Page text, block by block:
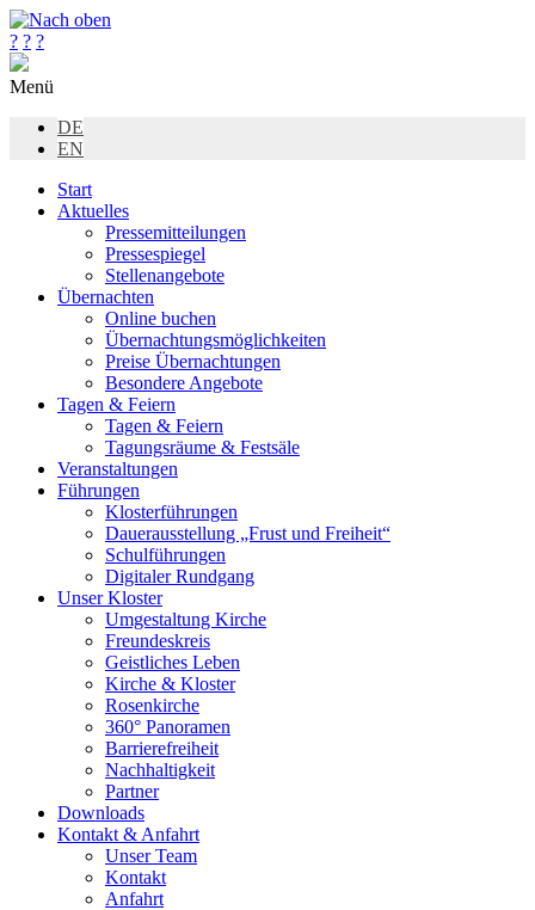
? ? ?
Menü
DE
EN
Start
Aktuelles
Pressemitteilungen
Pressespiegel
Stellenangebote
Übernachten
Online buchen
Übernachtungsmöglichkeiten
Preise Übernachtungen
Besondere Angebote
Tagen & Feiern
Tagen & Feiern
Tagungsräume & Festsäle
Veranstaltungen
Führungen
Klosterführungen
Dauerausstellung „Frust und Freiheit“
Schulführungen
Digitaler Rundgang
Unser Kloster
Umgestaltung Kirche
Freundeskreis
Geistliches Leben
Kirche & Kloster
Rosenkirche
360° Panoramen
Barrierefreiheit
Nachhaltigkeit
Partner
Downloads
Kontakt & Anfahrt
Unser Team
Kontakt
Anfahrt